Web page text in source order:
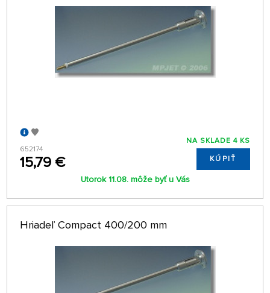
652174
15,79 €
NA SKLADE 4 KS
KÚPIŤ
Utorok 11.08. môže byť u Vás
Hriadeľ Compact 400/200 mm